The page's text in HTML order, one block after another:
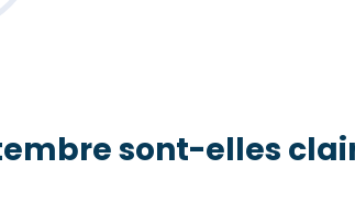
sont-elles